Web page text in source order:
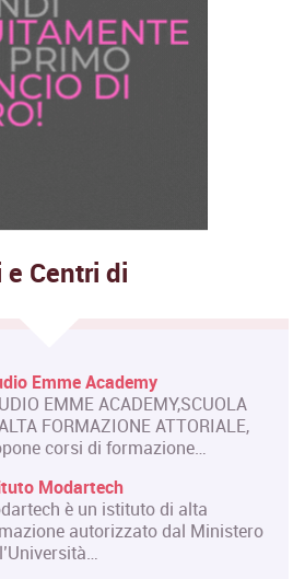
Centri di
Emme Academy
EMME ACADEMY,SCUOLA
FORMAZIONE ATTORIALE,
corsi di formazione…
Modartech
è un istituto di alta
autorizzato dal Ministero